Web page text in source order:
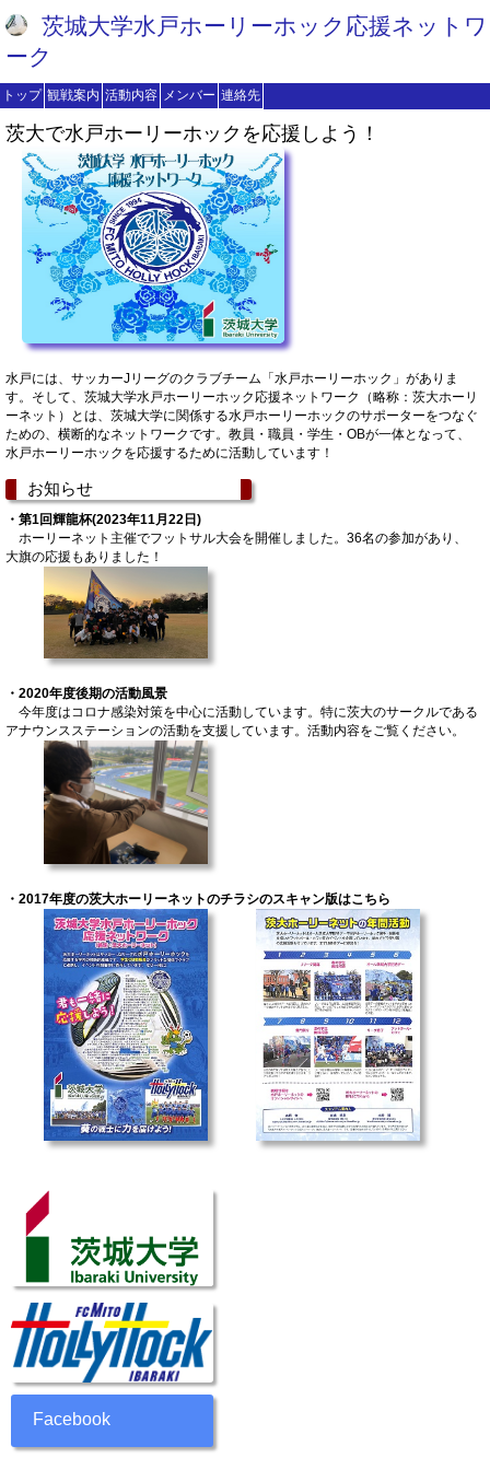
茨城大学水戸ホーリーホック応援ネットワ
ーク
トップ 観戦案内 活動内容 メンバー 連絡先
茨大で水戸ホーリーホックを応援しよう！
水戸には、サッカーJリーグのクラブチーム「水戸ホーリーホック」がありま
す。そして、茨城大学水戸ホーリーホック応援ネットワーク（略称：茨大ホーリ
ーネット）とは、茨城大学に関係する水戸ホーリーホックのサポーターをつなぐ
ための、横断的なネットワークです。教員・職員・学生・OBが一体となって、
水戸ホーリーホックを応援するために活動しています！
お知らせ
・第1回輝龍杯(2023年11月22日)
ホーリーネット主催でフットサル大会を開催しました。36名の参加があり、
大旗の応援もありました！
・2020年度後期の活動風景
今年度はコロナ感染対策を中心に活動しています。特に茨大のサークルである
アナウンスステーションの活動を支援しています。活動内容をご覧ください。
・2017年度の茨大ホーリーネットのチラシのスキャン版はこちら
Facebook